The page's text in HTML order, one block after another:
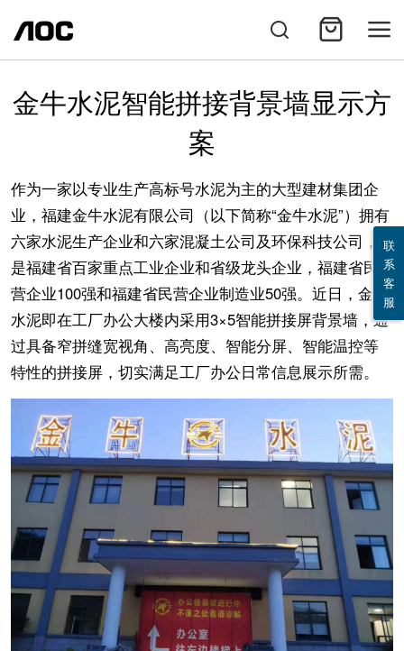
金牛水泥智能拼接背景墙显示方
案
作为一家以专业生产高标号水泥为主的大型建材集团企
业，福建金牛水泥有限公司（以下简称“金牛水泥”）拥有
六家水泥生产企业和六家混凝土公司及环保科技公司，
是福建省百家重点工业企业和省级龙头企业，福建省民
营企业100强和福建省民营企业制造业50强。近日，金牛
水泥即在工厂办公大楼内采用3×5智能拼接屏背景墙，通
过具备窄拼缝宽视角、高亮度、智能分屏、智能温控等
特性的拼接屏，切实满足工厂办公日常信息展示所需。
联
系
客
服